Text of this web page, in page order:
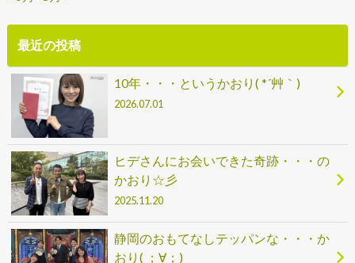
最近の投稿
10年・・・というかおり( *´艸｀)
2026.07.01
ヒデさんにお会いできた奇跡・・・の
かおり☆彡
2025.11.20
静岡のおもてなしテッパンな・・・か
おり( ；∀；)